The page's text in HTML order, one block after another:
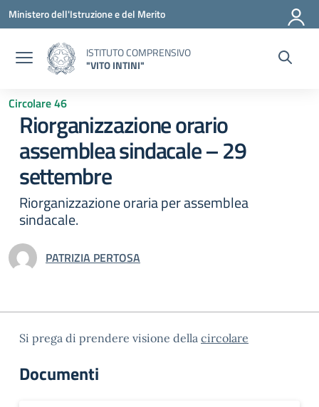
Vai ai contenuti
Vai al menu di navigazione
Vai al footer
Ministero dell'Istruzione e del Merito
ISTITUTO COMPRENSIVO
"VITO INTINI"
Circolare 46
Riorganizzazione orario
assemblea sindacale – 29
settembre
Riorganizzazione oraria per assemblea
sindacale.
PATRIZIA PERTOSA
Si prega di prendere visione della circolare
Documenti